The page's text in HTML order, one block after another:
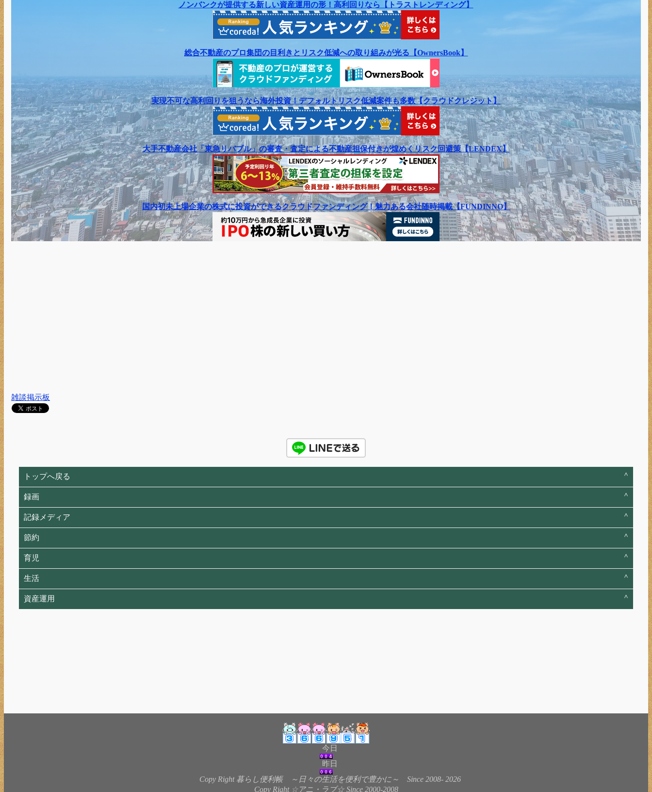
ノンバンクが提供する新しい資産運用の形！高利回りなら【トラストレンディング】
総合不動産のプロ集団の目利きとリスク低減への取り組みが光る【OwnersBook】
実現不可な高利回りを狙うなら海外投資！デフォルトリスク低減案件も多数【クラウドクレジット】
大手不動産会社「東急リバブル」の審査・査定による不動産担保付きが煌めくリスク回避策【LENDEX】
国内初未上場企業の株式に投資ができるクラウドファンディング！魅力ある会社随時掲載【FUNDINNO】
雑談掲示板
トップへ戻る
録画
記録メディア
節約
育児
生活
資産運用
今日
昨日
Copy Right 暮らし便利帳 ～日々の生活を便利で豊かに～ Since 2008- 2026
Copy Right ☆アニ・ラブ☆ Since 2000-2008